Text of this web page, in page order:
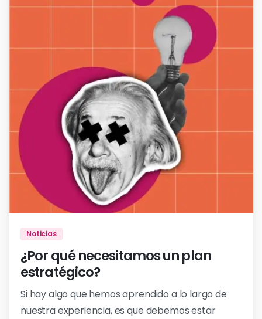
Noticias
¿Por qué necesitamos un plan
estratégico?
Si hay algo que hemos aprendido a lo largo de
nuestra experiencia, es que debemos estar